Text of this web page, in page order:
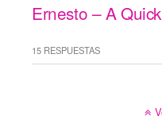
Ernesto – A
15 RESPUESTAS